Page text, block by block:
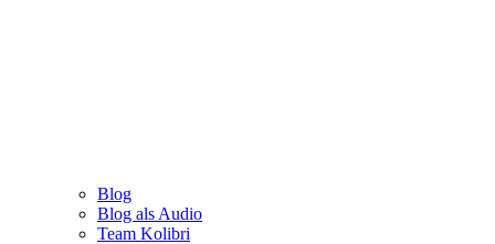
Blog
Blog als Audio
Team Kolibri